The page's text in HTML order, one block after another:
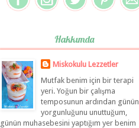
Hakkımda
Miskokulu Lezzetler
Mutfak benim için bir terapi
yeri. Yoğun bir çalışma
temposunun ardından günün
yorgunluğunu unuttuğum,
günün muhasebesini yaptığım yer benim